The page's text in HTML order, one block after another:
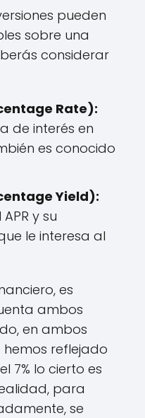
pueden
sobre una
considerar
Rate):
de interés en
es conocido
Yield):
y su
le interesa al
es
ambos
en ambos
hemos reflejado
7% lo cierto es
para
se